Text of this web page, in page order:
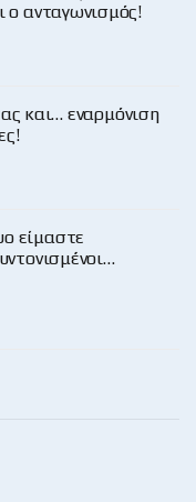
ο ανταγωνισμός!
και… εναρμόνιση
είμαστε